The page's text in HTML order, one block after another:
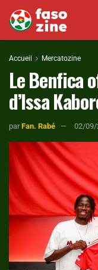
Accueil Mercatozine
Le Benfica
d’Issa
par Fan. Rabé 02/09/